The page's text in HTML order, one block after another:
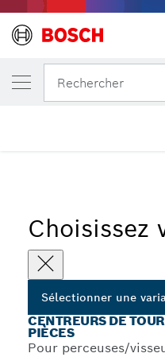
Rechercher
Choisissez
Sélectionner une
CENTREURS DE
PIÈCES
Pour perceuses/
VOTRE VARIANTE
Centreurs de